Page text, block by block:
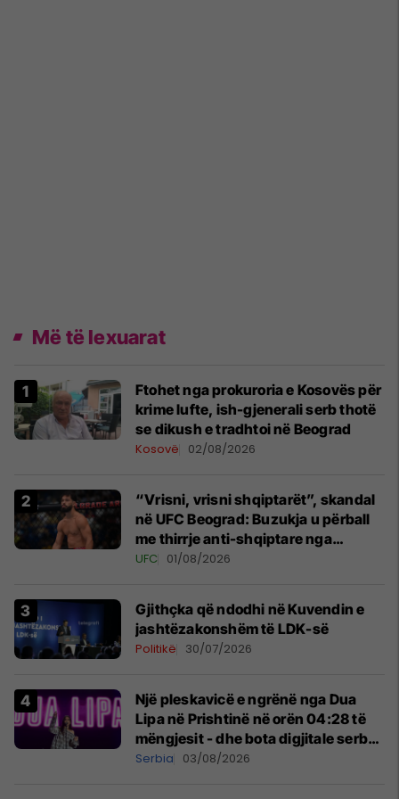
Më të lexuarat
Ftohet nga prokuroria e Kosovës për
krime lufte, ish-gjenerali serb thotë
se dikush e tradhtoi në Beograd
Kosovë 02/08/2026
“Vrisni, vrisni shqiptarët”, skandal
në UFC Beograd: Buzukja u përball
me thirrje anti-shqiptare nga
tribunat
UFC 01/08/2026
Gjithçka që ndodhi në Kuvendin e
jashtëzakonshëm të LDK-së
Politikë 30/07/2026
Një pleskavicë e ngrënë nga Dua
Lipa në Prishtinë në orën 04:28 të
mëngjesit - dhe bota digjitale serbe
shpall gjendjen e luftës
Serbia 03/08/2026